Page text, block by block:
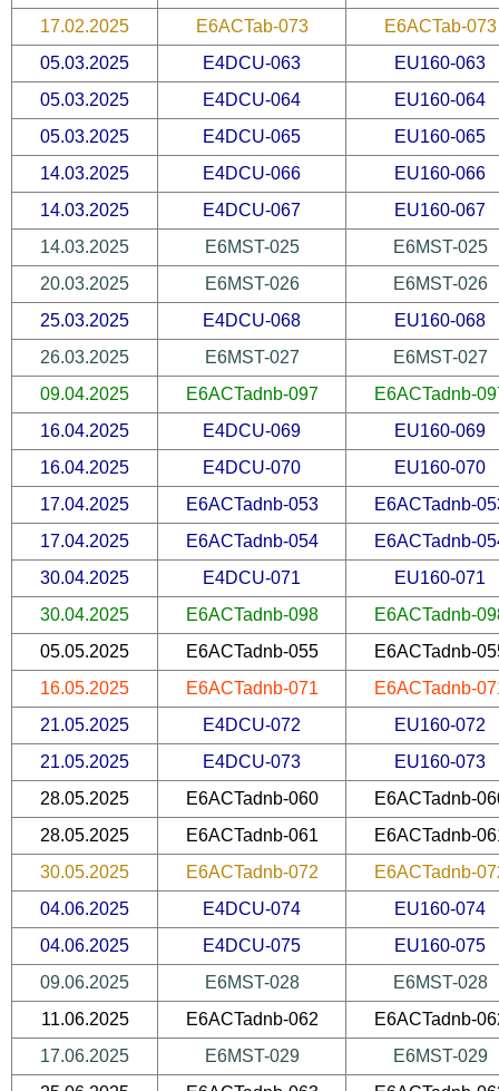
17.02.2025
E6ACTab-073
E6ACTab-073
05.03.2025
E4DCU-063
EU160-063
05.03.2025
E4DCU-064
EU160-064
05.03.2025
E4DCU-065
EU160-065
14.03.2025
E4DCU-066
EU160-066
14.03.2025
E4DCU-067
EU160-067
14.03.2025
E6MST-025
E6MST-025
20.03.2025
E6MST-026
E6MST-026
25.03.2025
E4DCU-068
EU160-068
26.03.2025
E6MST-027
E6MST-027
09.04.2025
E6ACTadnb-097
E6ACTadnb-
16.04.2025
E4DCU-069
EU160-069
16.04.2025
E4DCU-070
EU160-070
17.04.2025
E6ACTadnb-053
E6ACTadnb-
17.04.2025
E6ACTadnb-054
E6ACTadnb-
30.04.2025
E4DCU-071
EU160-071
30.04.2025
E6ACTadnb-098
E6ACTadnb-
05.05.2025
E6ACTadnb-055
E6ACTadnb-
16.05.2025
E6ACTadnb-071
E6ACTadnb-
21.05.2025
E4DCU-072
EU160-072
21.05.2025
E4DCU-073
EU160-073
28.05.2025
E6ACTadnb-060
E6ACTadnb-
28.05.2025
E6ACTadnb-061
E6ACTadnb-
30.05.2025
E6ACTadnb-072
E6ACTadnb-
04.06.2025
E4DCU-074
EU160-074
04.06.2025
E4DCU-075
EU160-075
09.06.2025
E6MST-028
E6MST-028
11.06.2025
E6ACTadnb-062
E6ACTadnb-
17.06.2025
E6MST-029
E6MST-029